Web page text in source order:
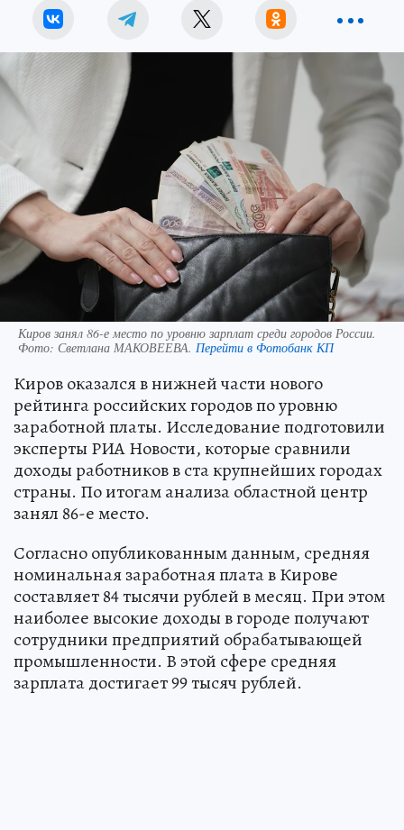
Киров занял 86-е место по уровню зарплат среди городов России.
Фото: Светлана МАКОВЕЕВА. Перейти в Фотобанк КП
Киров оказался в нижней части нового
рейтинга российских городов по уровню
заработной платы. Исследование подготовили
эксперты РИА Новости, которые сравнили
доходы работников в ста крупнейших городах
страны. По итогам анализа областной центр
занял 86-е место.
Согласно опубликованным данным, средняя
номинальная заработная плата в Кирове
составляет 84 тысячи рублей в месяц. При этом
наиболее высокие доходы в городе получают
сотрудники предприятий обрабатывающей
промышленности. В этой сфере средняя
зарплата достигает 99 тысяч рублей.